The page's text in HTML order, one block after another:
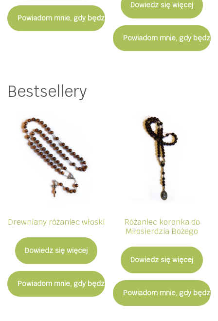
Powiadom mnie, gdy będzie dostępny
Dowiedz się więcej
Powiadom mnie, gdy
Bestsellery
Drewniany różaniec włoski
Dowiedz się więcej
Powiadom mnie, gdy będzie dostępny
Różaniec koronka do
Miłosierdzia Bożego
Dowiedz się więcej
Powiadom mnie, gdy